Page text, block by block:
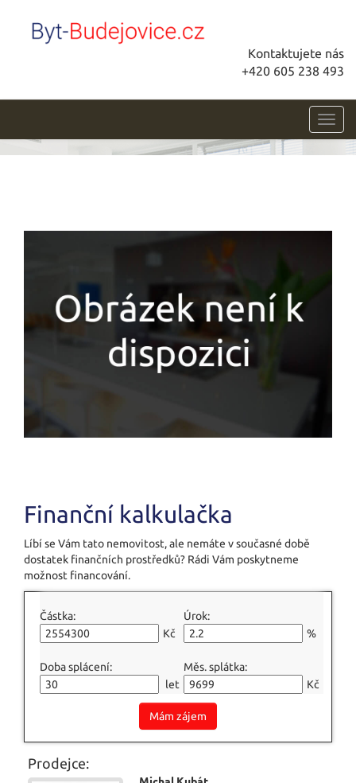
Kontaktujete nás
+420 605 238 493
Finanční kalkulačka
Líbí se Vám tato nemovitost, ale nemáte v současné době
dostatek finančních prostředků? Rádi Vám poskytneme
možnost financování.
Částka:
Kč
Úrok:
%
Doba splácení:
let
Měs. splátka:
Kč
Mám zájem
Prodejce: